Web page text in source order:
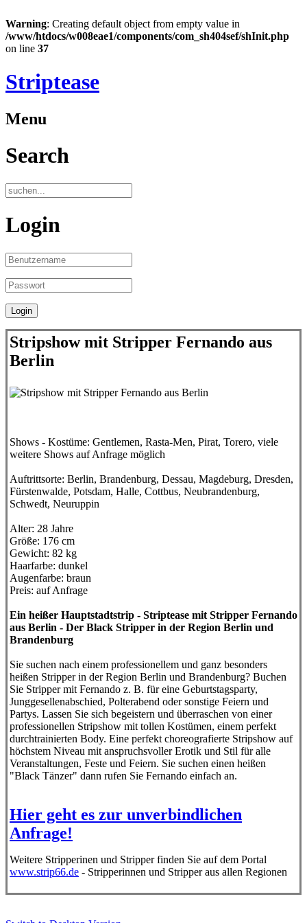
Warning: Creating default object from empty value in
/www/htdocs/w008eae1/components/com_sh404sef/shInit.php
on line 37
Striptease
Menu
Search
Login
Stripshow mit Stripper Fernando aus
Berlin
Shows - Kostüme: Gentlemen, Rasta-Men, Pirat, Torero, viele
weitere Shows auf Anfrage möglich
Auftrittsorte: Berlin, Brandenburg, Dessau, Magdeburg, Dresden,
Fürstenwalde, Potsdam, Halle, Cottbus, Neubrandenburg,
Schwedt, Neuruppin
Alter: 28 Jahre
Größe: 176 cm
Gewicht: 82 kg
Haarfarbe: dunkel
Augenfarbe: braun
Preis: auf Anfrage
Ein heißer Hauptstadtstrip - Striptease mit Stripper Fernando
aus Berlin - Der Black Stripper in der Region Berlin und
Brandenburg
Sie suchen nach einem professionellem und ganz besonders
heißen Stripper in der Region Berlin und Brandenburg? Buchen
Sie Stripper mit Fernando z. B. für eine Geburtstagsparty,
Junggesellenabschied, Polterabend oder sonstige Feiern und
Partys. Lassen Sie sich begeistern und überraschen von einer
professionellen Stripshow mit tollen Kostümen, einem perfekt
durchtrainierten Body. Eine perfekt choreografierte Stripshow auf
höchstem Niveau mit anspruchsvoller Erotik und Stil für alle
Veranstaltungen, Feste und Feiern. Sie suchen einen heißen
"Black Tänzer" dann rufen Sie Fernando einfach an.
Hier geht es zur unverbindlichen
Anfrage!
Weitere Stripperinen und Stripper finden Sie auf dem Portal
www.strip66.de - Stripperinnen und Stripper aus allen Regionen